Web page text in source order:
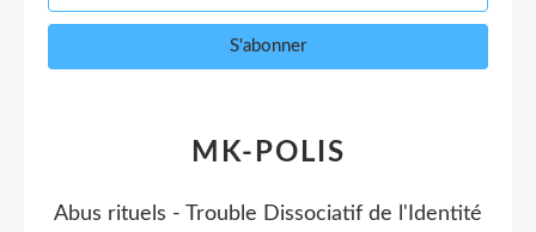
MK-POLIS
Abus rituels - Trouble Dissociatif de l'Identité